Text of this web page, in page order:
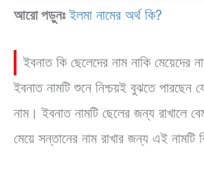
আরো পড়ুনঃ ইলমা নামের অর্থ কি?
ইবনাত কি ছেলেদের নাম নাকি মেয়েদের
ইবনাত নামটি শুনে নিশ্চয়ই বুঝতে পারছেন
নাম। ইবনাত নামটি ছেলের জন্য রাখালে
মেয়ে সন্তানের নাম রাখার জন্য এই নামটি